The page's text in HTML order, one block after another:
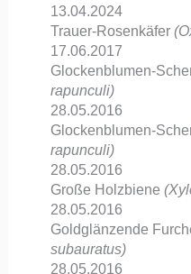
13.04.2024
Trauer-Rosenkäfer
17.06.2017
Glockenblumen-
rapunculi)
28.05.2016
Glockenblumen-
rapunculi)
28.05.2016
Große Holzbiene
28.05.2016
Goldglänzende
subauratus)
28.05.2016